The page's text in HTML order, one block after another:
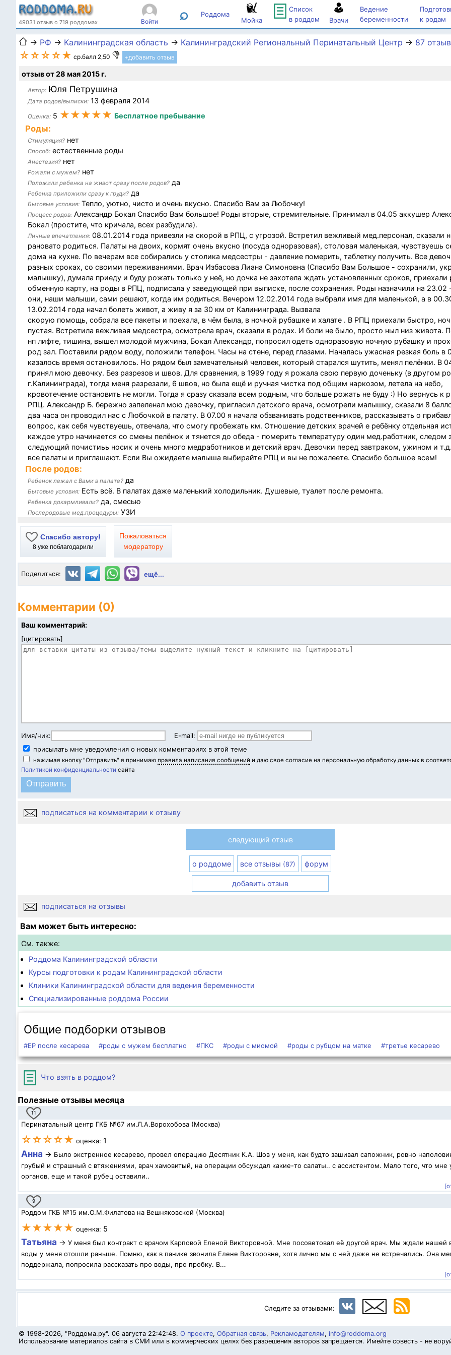
49031 отзыв о 719 роддомах Войти ⌕ Роддома
Мойка
Список
в роддом
Врачи
Ведение
беременности
к родам
→ РФ → Калининградская область → Калининградский Региональный Перинатальный Центр → 87
☆☆☆☆★ ср.балл 2,50 +добавить отзыв
отзыв от 28 мая 2015 г.
Автор: Юля Петрушина
Дата родов/выписки: 13 февраля 2014
Оценка: 5 ★★★★★ Бесплатное пребывание
Роды:
Стимуляция? нет
Способ: естественные роды
Анестезия? нет
Рожали с мужем? нет
Положили ребенка на живот сразу после родов? да
Ребенка приложили сразу к груди? да
Бытовые условия: Тепло, уютно, чисто и очень вкусно. Спасибо Вам за Любочку!
Процесс родов: Александр Бокал Спасибо Вам большое! Роды вторые, стремительные. Принимал в 04.05 аккушер
Бокал (простите, что кричала, всех разбудила).
Личные впечатления: 08.01.2014 года привезли на скорой в РПЦ, с угрозой. Встретил вежливый мед.персонал, сказали
рановато родиться. Палаты на двоих, кормят очень вкусно (посуда одноразовая), столовая маленькая, чувствуешь
дома на кухне. По вечерам все собирались у столика медсестры - давление померить, таблетку получить. Все
разных сроках, со своими переживаниями. Врач Избасова Лиана Симоновна (Спасибо Вам Большое - сохранили,
малышку), думала приеду и буду рожать только у неё, но дочка не захотела ждать установленных сроков, приехали
обменную карту, на роды в РПЦ, подписала у заведующей при выписке, после сохранения. Роды назначили на 23.02
они, наши малыши, сами решают, когда им родиться. Вечером 12.02.2014 года выбрали имя для маленькой, а в
13.02.2014 года начал болеть живот, а живу я за 30 км от Калининграда. Вызвала
скорую помощь, собрала все пакеты и поехала, в чём была, в ночной рубашке и халате . В РПЦ приехали быстро,
пустая. Встретила вежливая медсестра, осмотрела врач, сказали в родах. И боли не было, просто ныл низ живота.
нп лифте, тишина, вышел молодой мужчина, Бокал Александр, попросил одеть одноразовую ночную рубашку и
род зал. Поставили рядом воду, положили телефон. Часы на стене, перед глазами. Началась ужасная резкая боль в
казалось время остановилось. Но рядом был замечательный человек, который старался шутить, менял пелёнки. В
принял мою девочку. Без разрезов и швов. Для сравнения, в 1999 году я рожала свою первую доченьку (в другом
г.Калининграда), тогда меня разрезали, 6 швов, но была ещё и ручная чистка под общим наркозом, летела на небо,
кровотечение остановить не могли. Тогда я сразу сказала всем родным, что больше рожать не буду :) Но вернусь к
РПЦ. Александр Б. бережно запеленал мою девочку, пригласил детского врача, осмотрели малышку, сказали 8
два часа он проводил нас с Любочкой в палату. В 07.00 я начала обзванивать родственников, рассказывать о
вопрос, как себя чувствуешь, отвечала, что смогу пробежать км. Отношение детских врачей е ребёнку отдельная
каждое утро начинается со смены пелёнок и тянется до обеда - померить температуру один мед.работник, следом
следующий почистиьь носик и очень много медработников и детский врач. Девочки перед завтраком, ужином и
все палаты и приглашают. Если Вы ожидаете малыша выбирайте РПЦ и вы не пожалеете. Спасибо большое всем!
После родов:
Ребенок лежал с Вами в палате? да
Бытовые условия: Есть всё. В палатах даже маленький холодильник. Душевые, туалет после ремонта.
Ребенка докармливали? да, смесью
Послеродовые мед.процедуры: УЗИ
Спасибо автору!
8 уже поблагодарили
Пожаловаться
модератору
Поделиться: ещё...
Комментарии (0)
Ваш комментарий:
[цитировать]
Имя/ник:
E-mail:
присылать мне уведомления о новых комментариях в этой теме
нажимая кнопку "Отправить" я принимаю правила написания сообщений и даю свое согласие на персональную обработку данных в
Политикой конфиденциальности сайта
подписаться на комментарии к отзыву
следующий отзыв
о роддоме все отзывы (87) форум
добавить отзыв
подписаться на отзывы
Вам может быть интересно:
См. также:
Роддома Калининградской области
Курсы подготовки к родам Калининградской области
Клиники Калининградской области для ведения беременности
Специализированные роддома России
Общие подборки отзывов
#ЕР после кесарева #роды с мужем бесплатно #ПКС #роды с миомой #роды с рубцом на матке #третье кесарево
Что взять в роддом?
Полезные отзывы месяца
11
Перинатальный центр ГКБ №67 им.Л.А.Ворохобова (Москва)
☆☆☆☆★ оценка: 1
Анна → Было экстренное кесарево, провел операцию Десятник К.А. Шов у меня, как будто зашивал сапожник, ровно
грубый и страшный с втяжениями, врач хамовитый, на операции обсуждал какие-то салаты.. с ассистентом. Мало того, что мне
органов, еще и такой рубец оставили..
9
Роддом ГКБ №15 им.О.М.Филатова на Вешняковской (Москва)
★★★★★ оценка: 5
Татьяна → У меня был контракт с врачом Карповой Еленой Викторовной. Мне посоветовал её другой врач. Мы ждали нашей
воды у меня отошли раньше. Помню, как в панике звонила Елене Викторовне, хотя лично мы с ней даже не встречались. Она
поддержала, попросила рассказать про воды, про пробку. В...
Следите за отзывами:
© 1998-2026, "Роддома.ру". 06 августа 22:42:48. О проекте, Обратная связь, Рекламодателям, info@roddoma.org
Использование материалов сайта в СМИ или в коммерческих целях без разрешения авторов запрещается. Имейте совесть - не